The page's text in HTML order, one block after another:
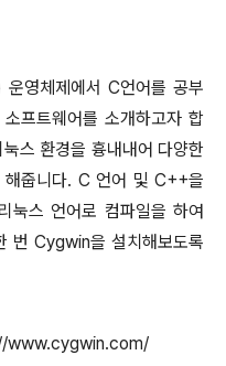
영체제에서 C언어를 공부
프트웨어를 소개하고자 합
스 환경을 흉내내어 다양한
해줍니다. C 언어 및 C++을
눅스 언어로 컴파일을 하여
번 Cygwin을 설치해보도록
www.cygwin.com/